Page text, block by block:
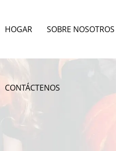
HOGAR SOBRE NOSOTROS
CONTÁCTENOS